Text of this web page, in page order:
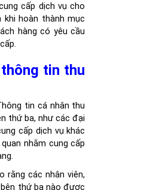
cấp dịch vụ cho
khi hoàn thành mục
hàng có yêu cầu
tin thu
tin cá nhân thu
thứ ba, như các đại
cấp dịch vụ khác
nhằm cung cấp
rằng các nhân viên,
thứ ba nào được